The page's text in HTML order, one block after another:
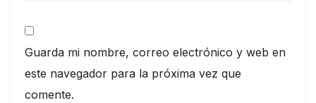
Guarda mi nombre, correo electrónico y web en
este navegador para la próxima vez que
comente.